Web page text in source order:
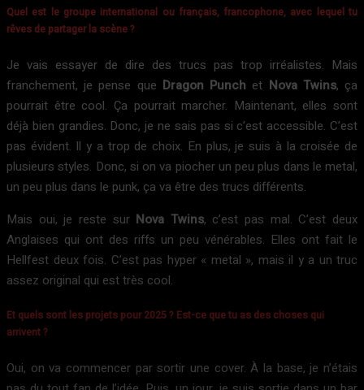
Quel est le groupe international ou français, francophone, avec lequel tu
rêves de partager la scène ?
Je vais essayer de dire des trucs pas trop irréalistes. Mais
franchement, je pense que Dragon Punch et Nova Twins, ça
pourrait être cool. Ça pourrait marcher. Maintenant, elles sont
déjà bien grandies. Donc, je ne sais pas si c’est accessible. C’est
pas évident. Il y a trop de choix. En plus, je suis à la croisée de
plusieurs styles. Donc, si on va piocher un peu plus dans le metal,
un peu plus dans le punk, ça va être des trucs différents.
Mais oui, je reste sur Nova Twins, c’est pas mal. C’est deux
Anglaises qui ont des riffs un peu vénérables. Elles ont fait le
Hellfest deux fois. C’est pas hyper « metal », mais il y a un truc
assez original qui est très cool.
Et quels sont les projets pour 2025 ? Est-ce que tu as des choses qui
arrivent ?
Oui, on va commencer par sortir une cover. À la base, je n’étais